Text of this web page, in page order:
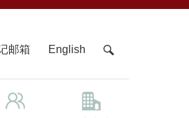
邮箱 English